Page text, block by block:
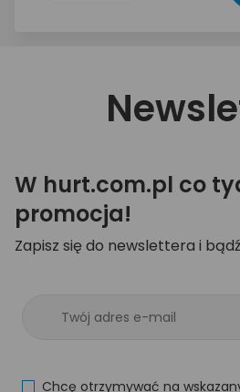
W hurt.com.pl co
promocja!
Zapisz się do newslettera i
Chcę otrzymywać na